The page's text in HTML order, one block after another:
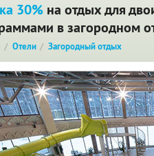
30% на отдых для
в загородном
Отели Загородный отдых